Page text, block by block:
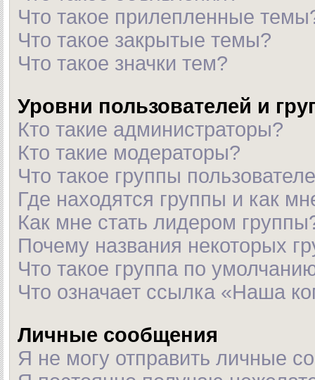
Что такое прилепленные
Что такое закрытые темы?
Что такое значки тем?
Уровни пользователей и
Кто такие администраторы?
Кто такие модераторы?
Что такое группы
Где находятся группы и как
Как мне стать лидером
Почему названия некоторых
Что такое группа по
Что означает ссылка «Наша
Личные сообщения
Я не могу отправить личные